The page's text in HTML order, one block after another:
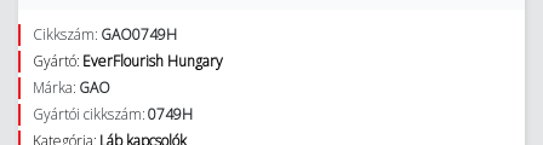
Cikkszám: GAO0749H
Gyártó: EverFlourish Hungary
Márka: GAO
Gyártói cikkszám:0749H
Kategória: Láb kapcsolók